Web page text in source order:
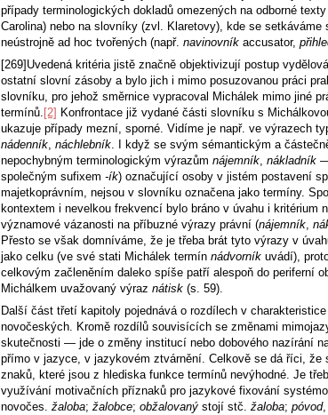
případy terminologických dokladů omezených na odborné
Carolina) nebo na slovníky (zvl. Klaretovy), kde se
neústrojně ad hoc tvořených (např. navinovník accusator,
[269]Uvedená kritéria jistě značně objektivizují postup
ostatní slovní zásoby a bylo jich i mimo posuzovanou práci
slovníku, pro jehož směrnice vypracoval Michálek mimo jiné
termínů. [2] Konfrontace již vydané části slovníku s
ukazuje případy mezní, sporné. Vidíme je např. ve výrazech
nádenník, náchlebník. I když se svým sémantickým a
nepochybným terminologickým výrazům nájemník, nákladník
společným sufixem -ík) označující osoby v jistém postavení
majetkoprávním, nejsou v slovníku označena jako termíny.
kontextem i nevelkou frekvencí bylo bráno v úvahu i kritérium
významové vázanosti na příbuzné výrazy právní (nájemník,
Přesto se však domníváme, že je třeba brát tyto výrazy v
jako celku (ve své stati Michálek termín nádvorník uvádí),
celkovým začleněním daleko spíše patří alespoň do periferní
Michálkem uvažovaný výraz nátisk (s. 59).
Další část třetí kapitoly pojednává o rozdílech v
novočeských. Kromě rozdílů souvisících se změnami
skutečnosti — jde o změny institucí nebo dobového nazírání
přímo v jazyce, v jazykovém ztvárnění. Celkově se dá říci, že
znaků, které jsou z hlediska funkce termínů nevýhodné. Je
využívání motivačních příznaků pro jazykové fixování
novočes. žaloba; žalobce; obžalovaný stojí stč. žaloba; póvod,